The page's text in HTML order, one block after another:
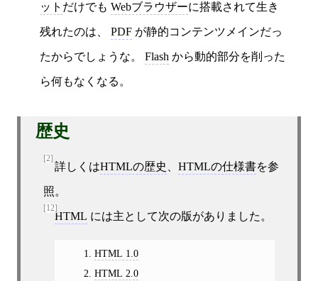
ット だけでも Webブラウザーに搭載されて生き
残れたのは、 PDF が静的コンテンツメインだっ
たからでしょうな。 Flash から動的部分を削った
ら何もなくなる。
歴史
[2]
詳しくはHTMLの歴史 HTMLの仕様書を参
照。
[12]
HTML には主として次の版がありました。
HTML 1.0
HTML 2.0